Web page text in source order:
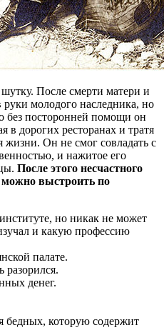
После смерти матери и
молодого наследника, но
без посторонней помощи он
в дорогих ресторанах и тратя
жизни. Он не смог совладать с
и нажитое его
После этого несчастного
выстроить по
но никак не может
и какую профессию
палате.
разорился.
денег.
бедных, которую содержит